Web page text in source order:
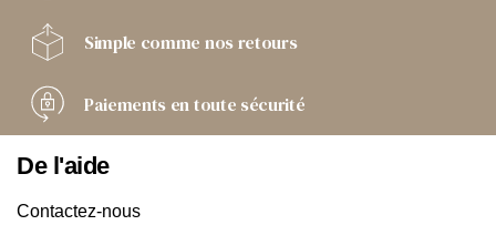
Simple comme nos retours
Paiements en toute sécurité
De l'aide
Contactez-nous